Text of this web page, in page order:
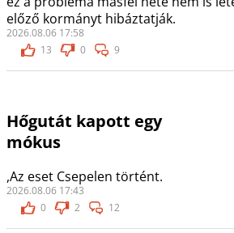
előző kormányt hibáztatják.
2026.08.06 17:58
13
0 9
Hőgutát kapott egy
mókus
,Az eset Csepelen történt.
2026.08.06 17:43
0
2 12